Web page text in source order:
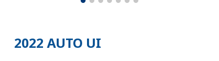
2022 AUTO UI